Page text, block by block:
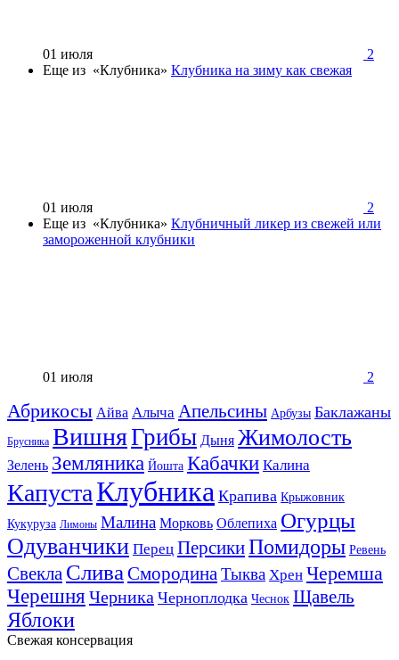
01 июля
2
Еще из «Клубника» Клубника на зиму как свежая
01 июля
2
Еще из «Клубника» Клубничный ликер из свежей или
замороженной клубники
01 июля 2
Абрикосы Айва Алыча Апельсины Арбузы Баклажаны
Брусника ВишняГрибы Дыня Жимолость
Зелень Земляника Йошта Кабачки Калина
КапустаКлубника Крапива Крыжовник
Кукуруза Лимоны Малина Морковь Облепиха Огурцы
Одуванчики Перец ПерсикиПомидоры Ревень
Свекла Слива СмородинаТыква Хрен Черемша
Черешня Черника Черноплодка Чеснок Щавель
Яблоки
Свежая консервация